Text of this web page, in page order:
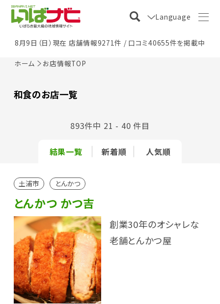
Language
8月9日（日）現在 店舗情報9271件 / 口コミ40655件を掲載中
ホーム お店情報TOP
和食のお店一覧
結果一覧 新着順 人気順
893件中 21 - 40 件目
土浦市 とんかつ
とんかつ かつ吉
創業30年のオシャレな
老舗とんかつ屋